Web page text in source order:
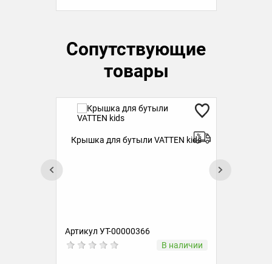
Сопутствующие
товары
Крышка для бутыли VATTEN kids
Артикул УТ-00000366
В наличии